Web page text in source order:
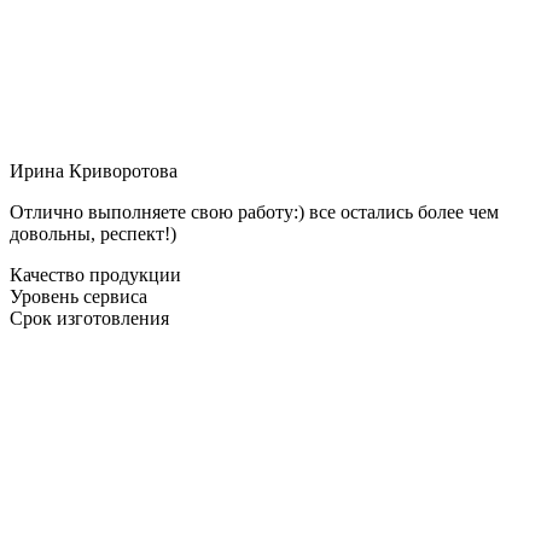
Ирина Криворотова
Отлично выполняете свою работу:) все остались более чем
довольны, респект!)
Качество продукции
Уровень сервиса
Срок изготовления